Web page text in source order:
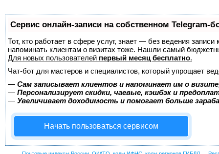
Сервис онлайн-записи на собственном Telegram-
Тот, кто работает в сфере услуг, знает — без ведения
напоминать клиентам о визитах тоже. Нашли самый
Для новых пользователей первый месяц бесплатно.
Чат-бот для мастеров и специалистов, который упрощает
— Сам записывает клиентов и напоминает им о
— Персонализирует скидки, чаевые, кэшбэк и
— Увеличивает доходимость и помогает больше
Начать пользоваться сервисом